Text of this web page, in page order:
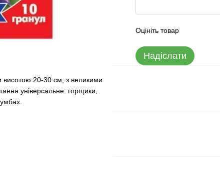
висотою 20-30 см, з великими
універсальне: горщики,
клумбах.
Оцініть товар
Надіслати